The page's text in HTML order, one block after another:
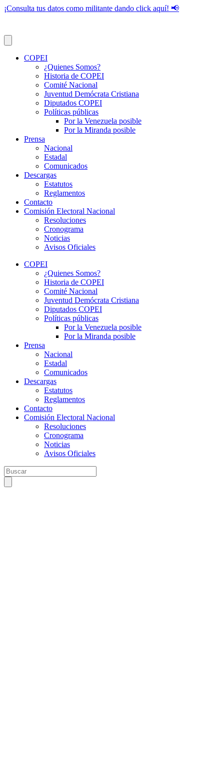
¡Consulta tus datos como militante dando click aquí! 📢
COPEI
¿Quienes Somos?
Historia de COPEI
Comité Nacional
Juventud Demócrata Cristiana
Diputados COPEI
Políticas públicas
Por la Venezuela posible
Por la Miranda posible
Prensa
Nacional
Estadal
Comunicados
Descargas
Estatutos
Reglamentos
Contacto
Comisión Electoral Nacional
Resoluciones
Cronograma
Noticias
Avisos Oficiales
COPEI
¿Quienes Somos?
Historia de COPEI
Comité Nacional
Juventud Demócrata Cristiana
Diputados COPEI
Políticas públicas
Por la Venezuela posible
Por la Miranda posible
Prensa
Nacional
Estadal
Comunicados
Descargas
Estatutos
Reglamentos
Contacto
Comisión Electoral Nacional
Resoluciones
Cronograma
Noticias
Avisos Oficiales